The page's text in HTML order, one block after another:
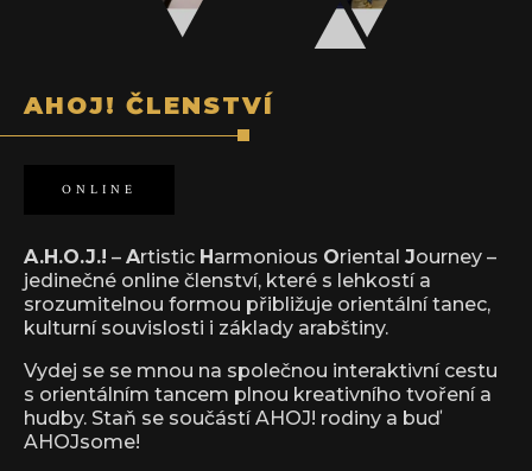
AHOJ! ČLENSTVÍ
ONLINE
A.H.O.J.! – Artistic Harmonious Oriental Journey –
jedinečné online členství, které s lehkostí a
srozumitelnou formou přibližuje orientální tanec,
kulturní souvislosti i základy arabštiny.
Vydej se se mnou na společnou interaktivní cestu
s orientálním tancem plnou kreativního tvoření a
hudby. Staň se součástí AHOJ! rodiny a buď
AHOJsome!
1 000